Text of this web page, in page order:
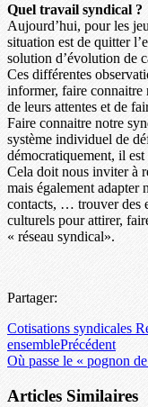
Quel travail syndical ?
Aujourd’hui, pour les
situation est de quitter
solution d’évolution de
Ces différentes
informer, faire connaitre
de leurs attentes et de
Faire connaitre notre
système individuel de
démocratiquement, il est
Cela doit nous inviter à
mais également adapter
contacts, … trouver des
culturels pour attirer,
« réseau syndical».
Partager:
Cotisations syndicales
ensemblePrécédent
Où passe le « pognon
Articles Similaires